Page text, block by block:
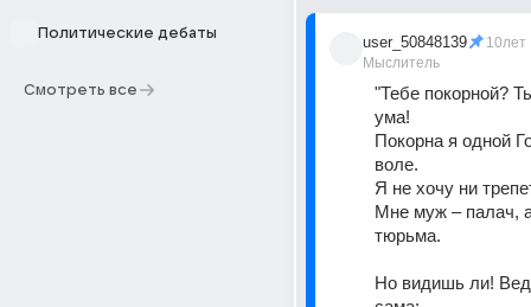
Политические дебаты
Смотреть все
user_50848139
Мыслитель
10лет
"Тебе покорной?
ума!
Покорна я одной
воле.
Я не хочу ни
Мне муж – палач,
тюрьма.
Но видишь ли!